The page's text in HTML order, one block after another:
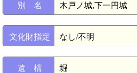
別 名 木戸ノ城,下一円城
文化財指定 なし/不明
遺 構 堀